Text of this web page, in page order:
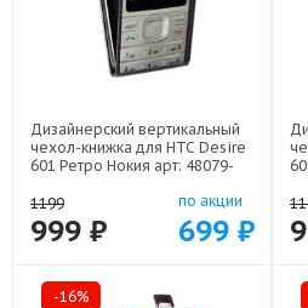
Дизайнерский вертикальный
чехол-книжка для HTC Desire
601 Ретро Нокия арт: 48079-
1199
999 ₽
по акции
699 ₽
-16%